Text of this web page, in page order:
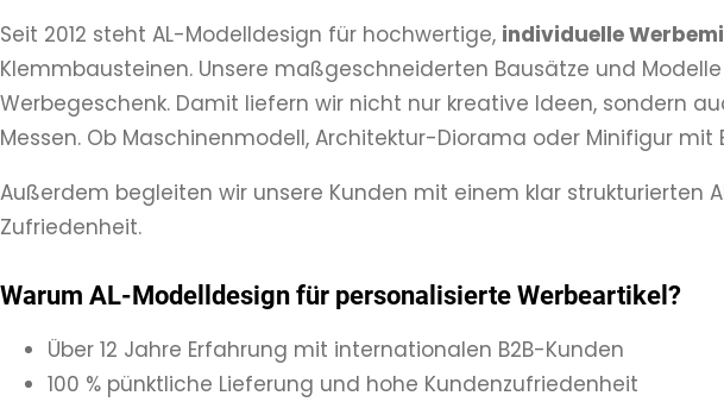
Seit 2012 steht AL-Modelldesign für hochwertige, individuelle
Klemmbausteinen. Unsere maßgeschneiderten Bausätze und
Werbegeschenk. Damit liefern wir nicht nur kreative Ideen, sondern
Messen. Ob Maschinenmodell, Architektur-Diorama oder Minifigur
Außerdem begleiten wir unsere Kunden mit einem klar
Zufriedenheit.
Warum AL-Modelldesign für personalisierte Werbeartikel?
Über 12 Jahre Erfahrung mit internationalen B2B-Kunden
100 % pünktliche Lieferung und hohe Kundenzufriedenheit